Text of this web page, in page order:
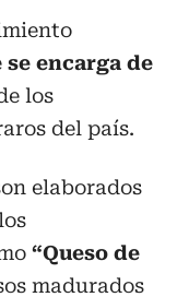
se encarga de
los
del país.
elaborados
“Queso de
madurados